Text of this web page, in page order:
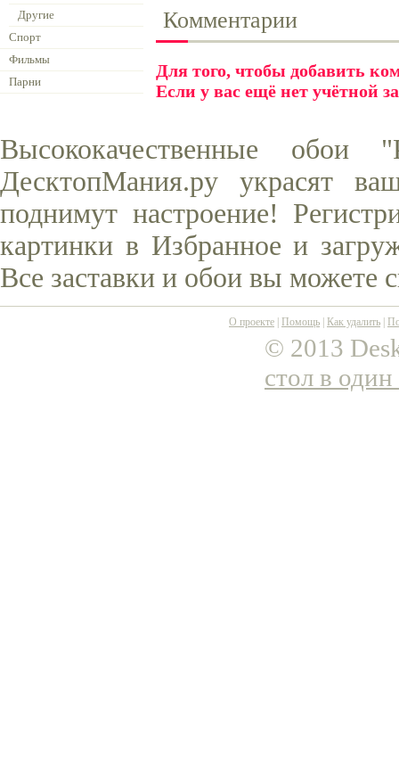
Другие
Спорт
Фильмы
Парни
Комментарии
Для того, чтобы добавить
Если у вас ещё нет учётной
Высококачественные
ДесктопМания.ру украсят
поднимут настроение!
картинки в Избранное и
Все заставки и обои вы можете
О проекте Помощь Как удалить
© 2013
стол в